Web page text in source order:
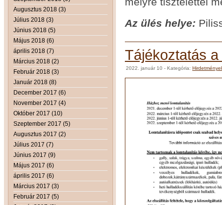
Augusztus 2018 (3)
Július 2018 (3)
Június 2018 (5)
Május 2018 (6)
április 2018 (7)
Március 2018 (2)
Február 2018 (3)
Január 2018 (8)
December 2017 (6)
November 2017 (4)
Október 2017 (10)
Szeptember 2017 (5)
Augusztus 2017 (2)
Július 2017 (7)
Június 2017 (9)
Május 2017 (6)
április 2017 (6)
Március 2017 (3)
Február 2017 (5)
Az ülés helye:
Tájékoztatás
2022. január 10 - Kategória: